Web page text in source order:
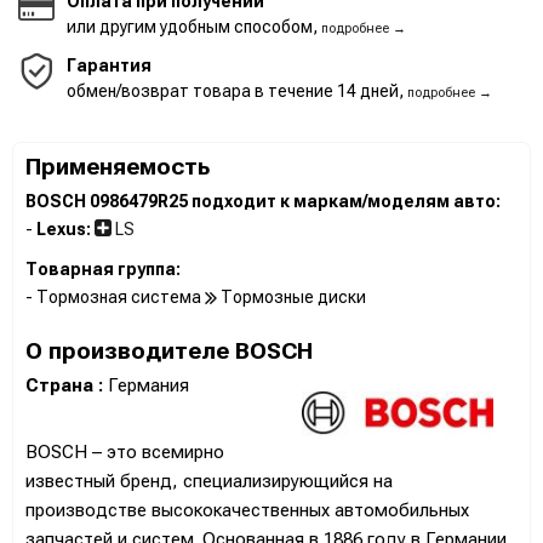
или другим удобным способом, подробнее →
Гарантия
обмен/возврат товара в течение 14 дней, подробнее →
Применяемость
BOSCH 0986479R25 подходит к маркам/моделям авто:
- Lexus: LS
Товарная группа:
- Тормозная система
Тормозные диски
О производителе BOSCH
Страна : Германия
BOSCH – это всемирно
известный бренд, специализирующийся на
производстве высококачественных автомобильных